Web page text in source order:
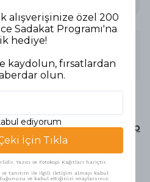
KIRMIZI
Yorum Yap
alışverişinize özel 200
Sadakat Programı'na
hediye!
kaydolun, fırsatlardan
olun.
ediyorum
İçin Tıkla
Yazıcı ve Fotokopi Kağıtları hariçtir.
tanıtım ile ilgili iletişim almayı kabul
ve kabul ettiğinizi onaylarsınız.